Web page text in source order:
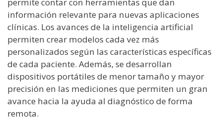
información relevante para nuevas aplicaciones
clínicas. Los avances de la inteligencia artificial
permiten crear modelos cada vez más
personalizados según las características específicas
de cada paciente. Además, se desarrollan
dispositivos portátiles de menor tamaño y mayor
precisión en las mediciones que permiten un gran
avance hacia la ayuda al diagnóstico de forma
remota.